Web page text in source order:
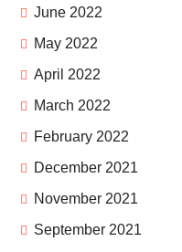
June 2022
May 2022
April 2022
March 2022
February 2022
December 2021
November 2021
September 2021